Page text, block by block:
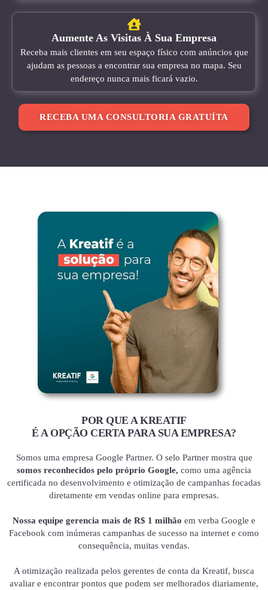
Aumente As Visitas À Sua Empresa
Receba mais clientes em seu espaço físico com anúncios que
ajudam as pessoas a encontrar sua empresa no mapa. Seu
endereço nunca mais ficará vazio.
RECEBA UMA CONSULTORIA GRATUÍTA
POR QUE A KREATIF
É A OPÇÃO CERTA PARA SUA EMPRESA?
Somos uma empresa Google Partner. O selo Partner mostra que
somos reconhecidos pelo próprio Google, como uma agência
certificada no desenvolvimento e otimização de campanhas focadas
diretamente em vendas online para empresas.
Nossa equipe gerencia mais de R$ 1 milhão em verba Google e
Facebook com inúmeras campanhas de sucesso na internet e como
consequência, muitas vendas.
A otimização realizada pelos gerentes de conta da Kreatif, busca
avaliar e encontrar pontos que podem ser melhorados diariamente,